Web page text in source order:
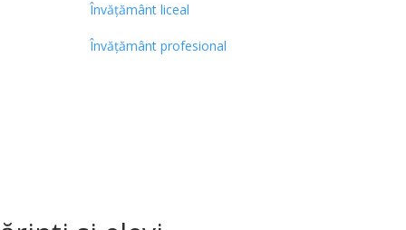
Învățământ liceal
Învățământ profesional